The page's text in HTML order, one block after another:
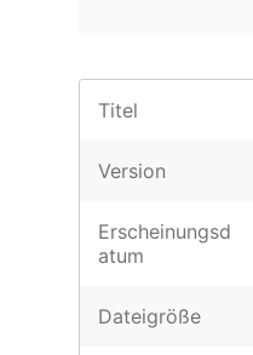
Titel
Version
Erscheinungsd
atum
Dateigröße